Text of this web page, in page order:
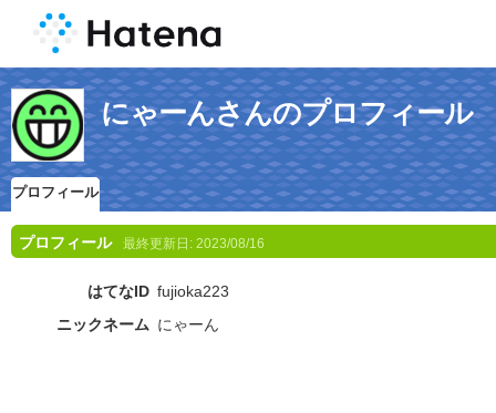
にゃーんさんのプロフィール
プロフィール
プロフィール 最終更新日: 2023/08/16
はてなID fujioka223
ニックネーム にゃーん